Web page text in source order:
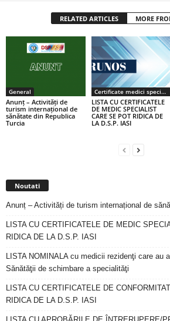
RELATED ARTICLES MORE
General
Anunț – Activități de
turism internațional de
sănătate din Republica
Turcia
Certificate medici specialiști / primari
LISTA CU CERTIFICATELE
DE MEDIC SPECIALIST
CARE SE POT RIDICA DE
LA D.S.P. IASI
Noutati
Anunț – Activități de turism internațional de
LISTA CU CERTIFICATELE DE MEDIC
RIDICA DE LA D.S.P. IASI
LISTA NOMINALA cu medicii rezidenţi care au
Sănătăţii de schimbare a specialităţi
LISTA CU CERTIFICATELE DE
RIDICA DE LA D.S.P. IASI